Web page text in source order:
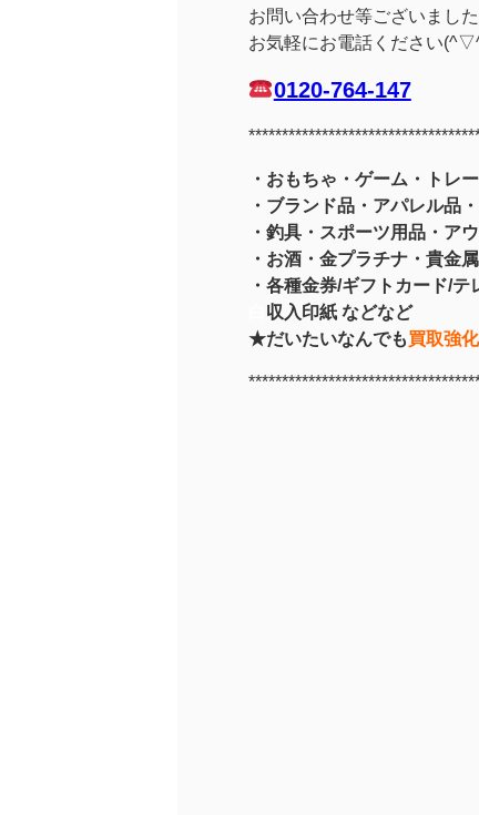
お問い合わせ等ございまし
お気軽にお電話ください
0120-764-147
・おもちゃ・ゲーム・トレ
・ブランド品・アパレル品
・釣具 ・スポーツ用品 ・ア
・お酒 ・金プラチナ・貴金属
・各種金券/ギフトカード/テ
収入印紙 などなど
★だいたいなんでも買取強化